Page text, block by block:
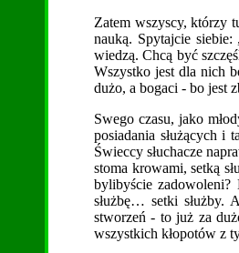
Zatem wszyscy, którzy
nauką. Spytajcie
wiedzą. Chcą być
Wszystko jest dla nich
dużo, a bogaci - bo jest
Swego czasu, jako
posiadania służących
Świeccy słuchacze
stoma krowami, setką
bylibyście
służbę… setki służby.
stworzeń - to już za
wszystkich kłopotów z